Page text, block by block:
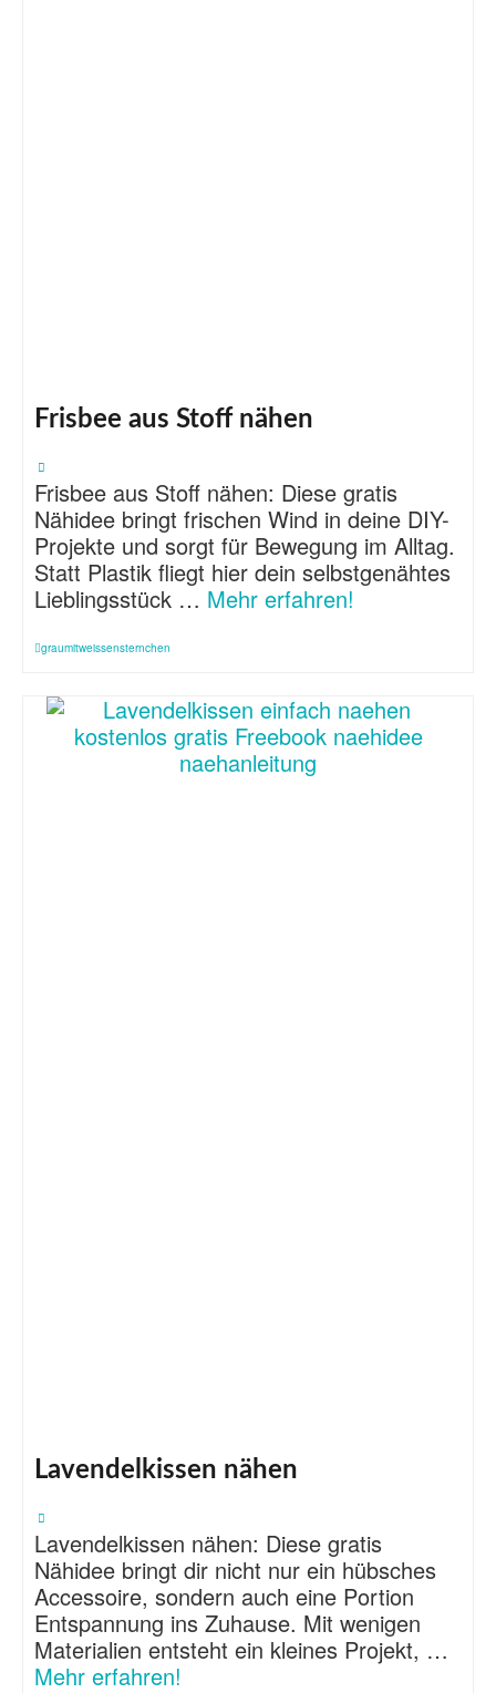
Frisbee aus Stoff nähen
Frisbee aus Stoff nähen: Diese gratis
Nähidee bringt frischen Wind in deine DIY-
Projekte und sorgt für Bewegung im Alltag.
Statt Plastik fliegt hier dein selbstgenähtes
Lieblingsstück … Mehr erfahren!
graumitweissensternchen
Lavendelkissen nähen
Lavendelkissen nähen: Diese gratis
Nähidee bringt dir nicht nur ein hübsches
Accessoire, sondern auch eine Portion
Entspannung ins Zuhause. Mit wenigen
Materialien entsteht ein kleines Projekt, …
Mehr erfahren!